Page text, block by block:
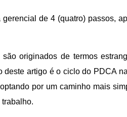
de 4 (quatro) passos,
originados de termos
deste artigo é o ciclo do PDCA
por um caminho mais